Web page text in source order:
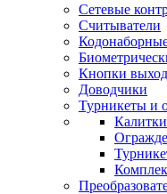
Сетевые
Считыватели
Кнопки
Доводчики
Турникеты и